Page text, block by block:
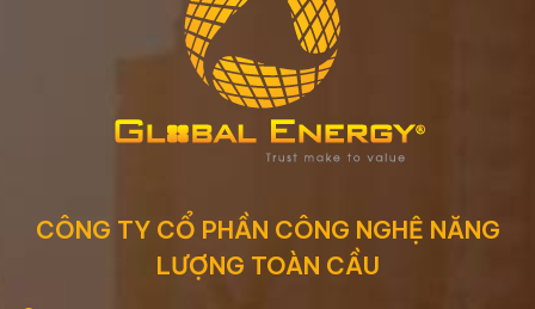
CÔNG TY CỔ PHẦN CÔNG NGHỆ NĂNG
LƯỢNG TOÀN CẦU